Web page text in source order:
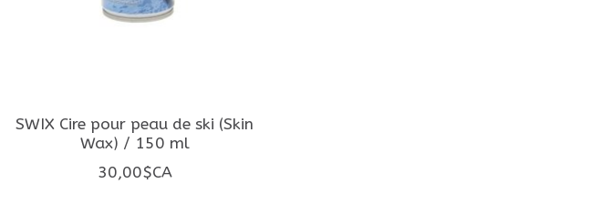
SWIX Cire pour peau de ski (Skin
Wax) / 150 ml
30,00$CA